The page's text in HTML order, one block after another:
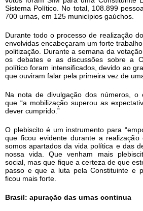
Sistema Político. No total, 108.899
700 urnas, em 125 municípios gaúchos.
Durante todo o processo de realização
envolvidas encabeçaram um forte
politização. Durante a semana da
os debates e as discussões sobre a
político foram intensificados, devido ao
que ouviram falar pela primeira vez de
Na nota de divulgação dos números, o
que “a mobilização superou as
dever cumprido.”
O plebiscito é um instrumento para
que ficou evidente durante a
somos apartados da vida política e das
nossa vida. Que venham mais
social, mas que fique a certeza de que
passo e que a luta pela Constituinte e
ficou mais forte.
Brasil: apuração das urnas continua